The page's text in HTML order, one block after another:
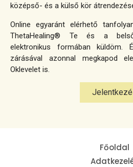
középső- és a külső kör
Online egyaránt elérhető
ThetaHealing® Te és a
elektronikus formában küldöm.
zárásával azonnal megkapod
Oklevelet is.
Főoldal